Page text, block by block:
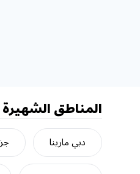
المناطق
دبي مارينا